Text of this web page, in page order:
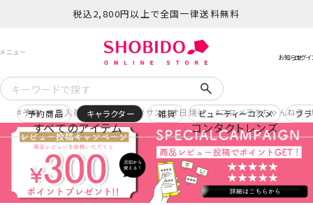
税込2,800円以上で全国一律送料無料
予約 再入荷 ヒロアカ サンリオ日焼け コスメヲタちゃんねる
すべてのアイテム コンタクトレンズ
予約商品 キャラクター 雑貨 ビューティーコスメ ブ